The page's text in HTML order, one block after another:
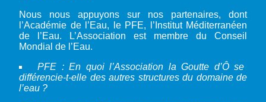
Nous nous appuyons sur nos partenaires, dont
l’Académie de l’Eau, le PFE, l’Institut Méditerranéen
de l’Eau. L’Association est membre du Conseil
Mondial de l’Eau.
PFE : En quoi l’Association la Goutte d’Ô se
différencie-t-elle des autres structures du domaine de
l’eau ?